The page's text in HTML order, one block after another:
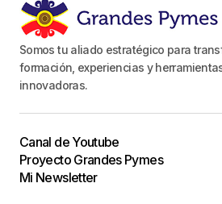
Somos tu aliado estratégico para
formación, experiencias y
innovadoras.
Canal de Youtube
Proyecto Grandes Pymes
Mi Newsletter